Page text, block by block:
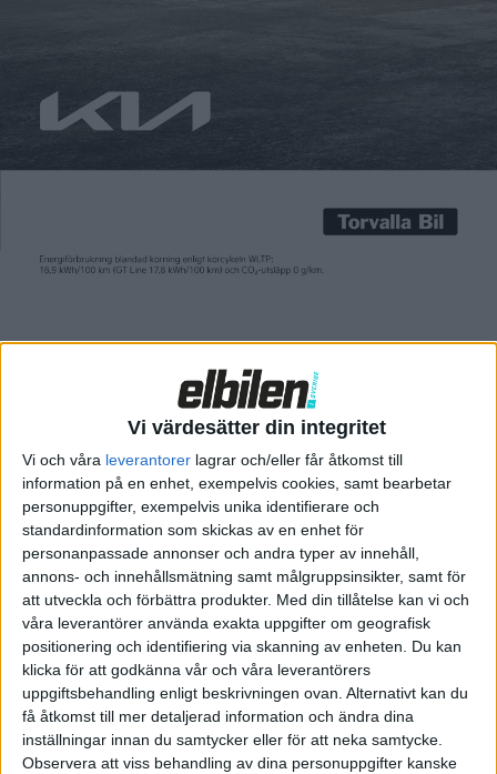
Vi värdesätter din integritet
Vi och våra leverantorer lagrar och/eller får åtkomst till
information på en enhet, exempelvis cookies, samt bearbetar
personuppgifter, exempelvis unika identifierare och
standardinformation som skickas av en enhet för
personanpassade annonser och andra typer av innehåll,
annons- och innehållsmätning samt målgruppsinsikter, samt för
att utveckla och förbättra produkter. Med din tillåtelse kan vi och
våra leverantörer använda exakta uppgifter om geografisk
positionering och identifiering via skanning av enheten. Du kan
klicka för att godkänna vår och våra leverantörers
uppgiftsbehandling enligt beskrivningen ovan. Alternativt kan du
få åtkomst till mer detaljerad information och ändra dina
inställningar innan du samtycker eller för att neka samtycke.
Observera att viss behandling av dina personuppgifter kanske
lyckades köra ett varv elva sekunder snabbare än det tidigare
rekordet från 2019 som sattes av en Porsche Taycan Turbo.
Förra veckan fick Porsche se sig slagen av Tesla på den
klassiska tävlingsbanan Nürnburgring. En Tesla Model S Plaid
visade tillverkaren upp konceptet Mission R, en eldriven
racingbil med 1 088 hästkrafter och fyrhjulsdrift från en
0–100 ska då avverkas på 2,5 sekunder, toppfarten anges till
över 300 km/h och batteriet på 82 kWh ska vara speciellt
utvecklat för att kunna klara flera sprinter på raken.
I racingmode är både elmotorer och batteri oljekylt. Med det är
det enligt Porsche möjligt att bättre leda bort värme för att
kunna hålla en konstant effekt på 680 hästkrafter.
Det är allt spännande teknik, men kanske inte något som vi
varken kommer få se eller verkligen behöver i serietillverkade
bilar.